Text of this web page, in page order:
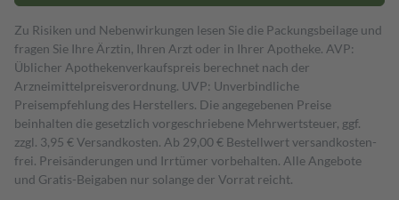
Zu Risiken und Nebenwirkungen lesen Sie die Packungsbeilage und
fragen Sie Ihre Ärztin, Ihren Arzt oder in Ihrer Apotheke. AVP:
Üblicher Apothekenverkaufspreis berechnet nach der
Arzneimittelpreisverordnung. UVP: Unverbindliche
Preisempfehlung des Herstellers. Die angegebenen Preise
beinhalten die gesetzlich vorgeschriebene Mehrwertsteuer, ggf.
zzgl. 3,95 € Versandkosten. Ab 29,00 € Bestell­wert versand­kosten­
frei. Preisänderungen und Irrtümer vorbehalten. Alle Angebote
und Gratis-Beigaben nur solange der Vorrat reicht.